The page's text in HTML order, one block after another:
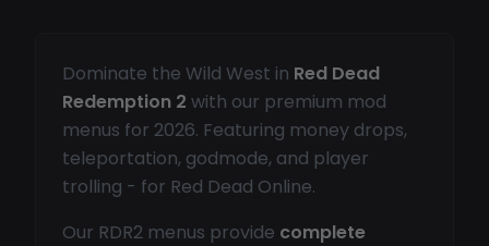
Dominate the Wild West in Red Dead
Redemption 2 with our premium mod
menus for 2026. Featuring money drops,
teleportation, godmode, and player
trolling - for Red Dead Online.
Our RDR2 menus provide complete